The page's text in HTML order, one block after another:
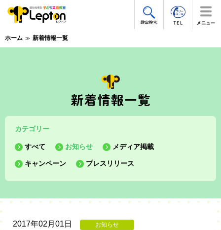
ホーム 新着情報一覧
カテゴリー
すべて お知らせ メディア掲載
キャンペーン プレスリリース
2017年02月01日 お知らせ